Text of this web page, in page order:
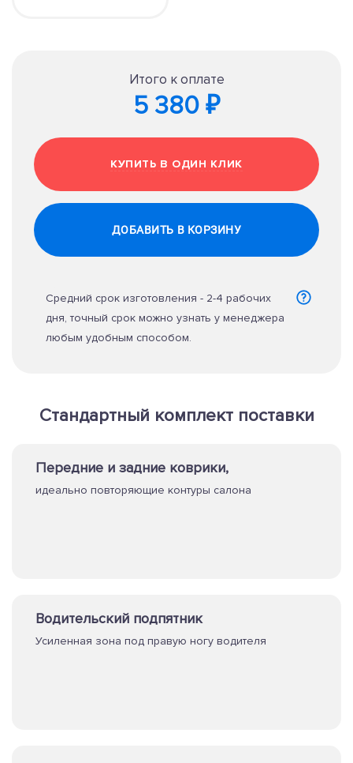
Итого к оплате
5 380 ₽
КУПИТЬ В ОДИН КЛИК
ДОБАВИТЬ В КОРЗИНУ
Средний срок изготовления - 2-4 рабочих
дня, точный срок можно узнать у менеджера
любым удобным способом.
Стандартный комплект поставки
Передние и задние коврики,
идеально повторяющие контуры салона
Водительский подпятник
Усиленная зона под правую ногу водителя